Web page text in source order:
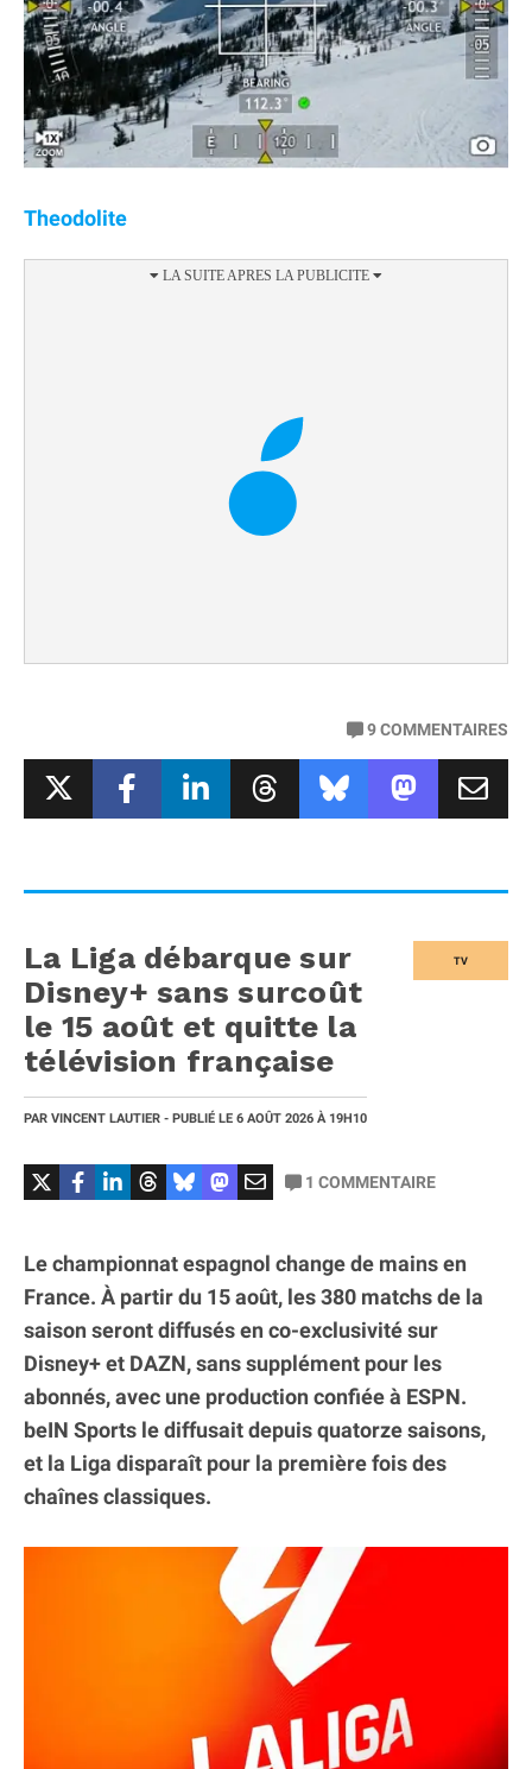
Theodolite
9COMMENTAIRES
TV
La Liga débarque sur
Disney+ sans surcoût
le 15 août et quitte la
télévision française
PAR VINCENT LAUTIER - PUBLIÉ LE 6 AOÛT 2026 À 19H10
1 COMMENTAIRE
Le championnat espagnol change de mains en
France. À partir du 15 août, les 380 matchs de la
saison seront diffusés en co-exclusivité sur
Disney+ et DAZN, sans supplément pour les
abonnés, avec une production confiée à ESPN.
beIN Sports le diffusait depuis quatorze saisons,
et la Liga disparaît pour la première fois des
chaînes classiques.